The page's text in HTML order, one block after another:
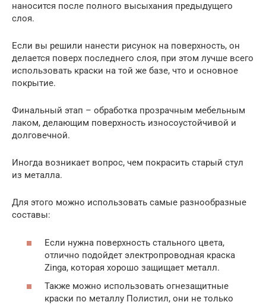
наносится после полного высыхания предыдущего
слоя.
Если вы решили нанести рисунок на поверхность, он
делается поверх последнего слоя, при этом лучше всего
использовать краски на той же базе, что и основное
покрытие.
Финальный этап – обработка прозрачным мебельным
лаком, делающим поверхность износоустойчивой и
долговечной.
Иногда возникает вопрос, чем покрасить старый стул
из металла.
Для этого можно использовать самые разнообразные
составы:
Если нужна поверхность стального цвета,
отлично подойдет электропроводная краска
Zinga, которая хорошо защищает металл.
Также можно использовать огнезащитные
краски по металлу Полистил, они не только